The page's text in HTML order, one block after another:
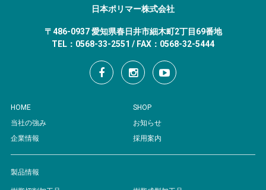
日本ポリマー株式会社
〒486-0937 愛知県春日井市細木町2丁目69番地
TEL：0568-33-2551 / FAX：0568-32-5444
HOME
SHOP
当社の強み
お知らせ
企業情報
採用案内
製品情報